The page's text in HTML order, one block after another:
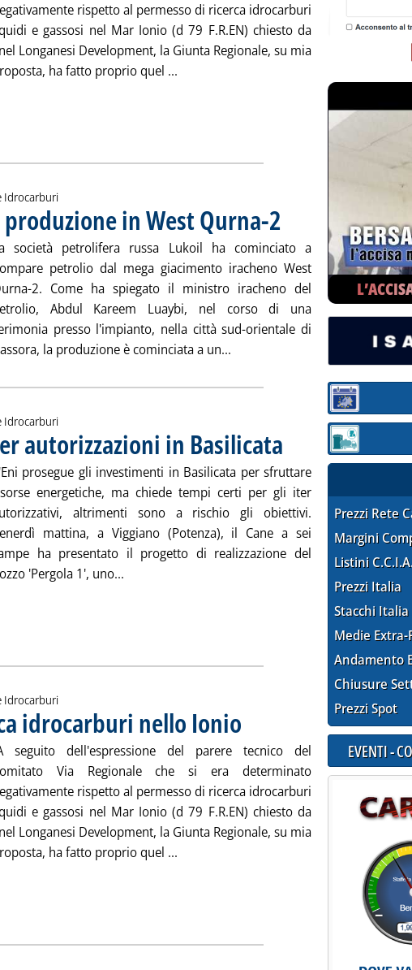
rispetto al permesso di ricerca idrocarburi
e gassosi nel Mar Ionio (d 79 F.R.EN) chiesto da
Longanesi Development, la Giunta Regionale, su mia
ha fatto proprio quel ...
Idrocarburi
in West Qurna-2 . Pubblicata lunedì 31 marzo
società petrolifera russa Lukoil ha cominciato a
petrolio dal mega giacimento iracheno West
2. Come ha spiegato il ministro iracheno del
Abdul Kareem Luaybi, nel corso di una
presso l'impianto, nella città sud-orientale di
la produzione è cominciata a un... Leggi tutta la notizia: 'Iraq,
Idrocarburi
autorizzazioni in Basilicata . Pubblicata lunedì 31 marzo
prosegue gli investimenti in Basilicata per sfruttare
energetiche, ma chiede tempi certi per gli iter
altrimenti sono a rischio gli obiettivi.
mattina, a Viggiano (Potenza), il Cane a sei
ha presentato il progetto di realizzazione del
'Pergola 1', uno... Leggi tutta la notizia: 'Eni, tempi certi per
Idrocarburi
idrocarburi nello Ionio . Pubblicata lunedì 31 marzo 2014 alle 9.48.
seguito dell'espressione del parere tecnico del
Via Regionale che si era determinato
rispetto al permesso di ricerca idrocarburi
e gassosi nel Mar Ionio (d 79 F.R.EN) chiesto da
Longanesi Development, la Giunta Regionale, su mia
ha fatto proprio quel ... Leggi tutta la notizia: 'Puglia, no a
Sezione:
Sezione:
Prezzi Rete
Margini
Listini
Prezzi Italia
Stacchi Italia
Medie Extra-
Andamento
Chiusure
Prezzi Spot
EVENTI -